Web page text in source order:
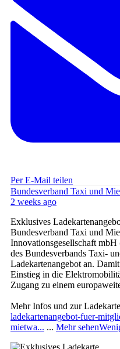
Per E-Mail teilen
Bundesverband Taxi und
2 weeks ago
Exklusives
Bundesverband Taxi und
Innovationsgesellschaft
des Bundesverbands Taxi-
Ladekartenangebot an.
Einstieg in die
Zugang zu einem
Mehr Infos und zur
ladekartenangebot-fuer-
mietwa... ... Mehr sehen